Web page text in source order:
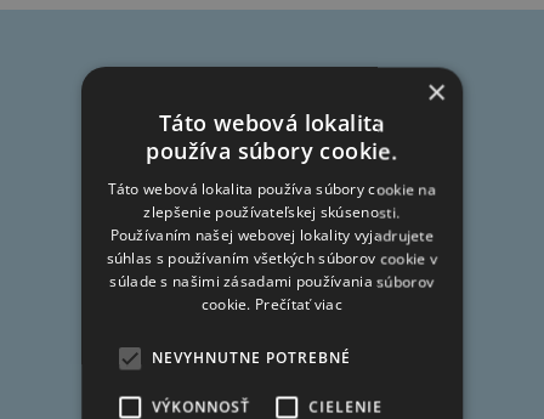
Informácie pre vás
FAQ
Doprava
Obchodné podmienky
Reklamačný poriadok
Moja objednávka
×
Táto webová lokalita
používa súbory cookie.
Táto webová lokalita používa súbory cookie na
zlepšenie používateľskej skúsenosti.
Používaním našej webovej lokality vyjadrujete
súhlas s používaním všetkých súborov cookie v
súlade s našimi zásadami používania súborov
cookie. Prečítať viac
NEVYHNUTNE POTREBNÉ
VÝKONNOSŤ CIELENIE